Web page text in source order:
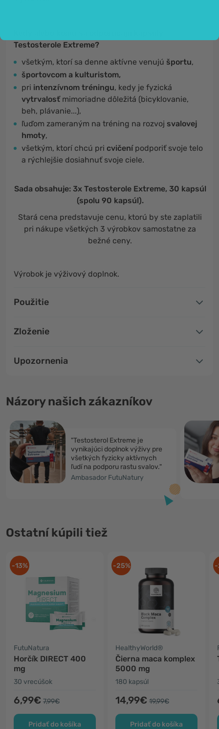
Testosterole Extreme?
všetkým, ktorí sa denne aktívne venujú športu,
športovcom a kulturistom,
pri intenzívnom tréningu, kedy je fyzická
vytrvalosť mimoriadne dôležitá (bicyklovanie,
beh, plávanie...),
ľuďom zameraným na tréning na rozvoj svalovej
hmoty,
všetkým, ktorí chcú pri cvičení podporiť svoje telo
a rýchlejšie dosiahnuť svoje ciele.
Sada obsahuje: 3x Testosterole Extreme, 30 kapsúl
(spolu 90 kapsúl).
Stará cena predstavuje cenu, ktorú by ste zaplatili
pri nákupe všetkých 3 výrobkov samostatne za
bežné ceny.
Výrobok je výživový doplnok.
Použitie
Zloženie
Upozornenia
Názory našich zákazníkov
"Testosterol Extreme je
vynikajúci doplnok výživy pre
všetkých fyzicky aktívnych
ľudí na podporu rastu svalov."
Ambasador FutuNatury
Ostatní kúpili tiež
-13%
FutuNatura
Horčík DIRECT 400
mg
30 vrecúšok
6,99€ 7,99€
Pridať do košíka
-25%
HealthyWorld®
Čierna maca komplex
5000 mg
180 kapsúl
14,99€ 19,99€
Pridať do košíka
-